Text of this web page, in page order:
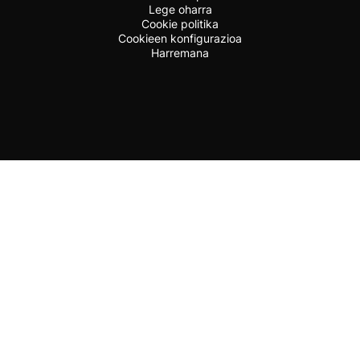
Lege oharra
Cookie politika
Cookieen konfigurazioa
Harremana